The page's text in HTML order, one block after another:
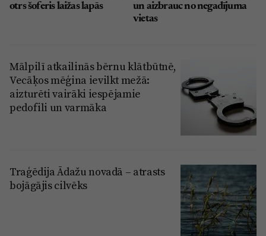
otrs šoferis laižas lapās
un aizbrauc no negadījuma
vietas
Mālpilī atkailinās bērnu klātbūtnē,
Vecāķos mēģina ievilkt mežā:
aizturēti vairāki iespējamie
pedofili un varmāka
Traģēdija Ādažu novadā – atrasts
bojāgājis cilvēks